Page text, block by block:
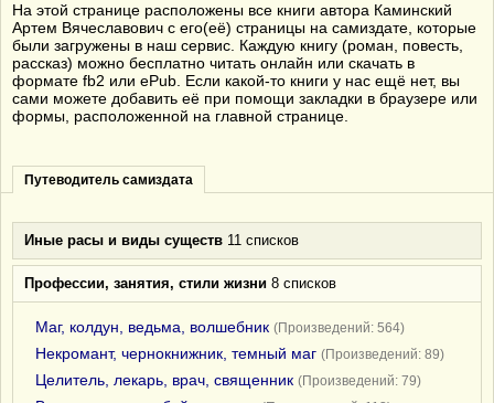
На этой странице расположены все книги автора Каминский
Артем Вячеславович с его(её) страницы на самиздате, которые
были загружены в наш сервис. Каждую книгу (роман, повесть,
рассказ) можно бесплатно читать онлайн или скачать в
формате fb2 или ePub. Если какой-то книги у нас ещё нет, вы
сами можете добавить её при помощи закладки в браузере или
формы, расположенной на главной странице.
Путеводитель самиздата
Иные расы и виды существ 11 списков
Профессии, занятия, стили жизни 8 списков
Маг, колдун, ведьма, волшебник (Произведений: 564)
Некромант, чернокнижник, темный маг (Произведений: 89)
Целитель, лекарь, врач, священник (Произведений: 79)